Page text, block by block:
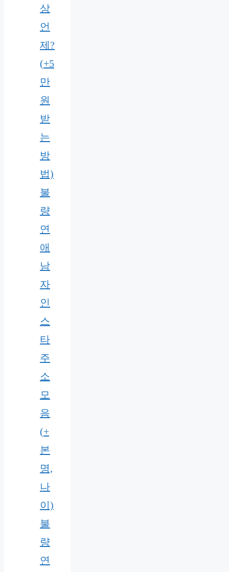
상
언
제?
(+5
만
원
받
는
방
법)
불
량
연
애
남
자
인
스
타
주
소
모
음
(+
본
명,
나
이)
불
량
연